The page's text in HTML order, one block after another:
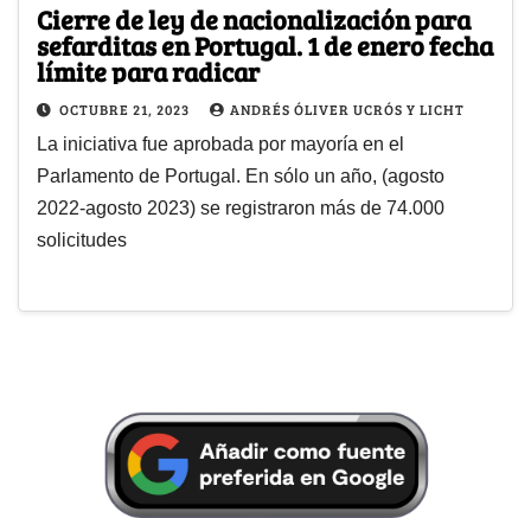
Cierre de ley de nacionalización para
sefarditas en Portugal. 1 de enero fecha
límite para radicar
OCTUBRE 21, 2023 ANDRÉS ÓLIVER UCRÓS Y LICHT
La iniciativa fue aprobada por mayoría en el
Parlamento de Portugal. En sólo un año, (agosto
2022-agosto 2023) se registraron más de 74.000
solicitudes